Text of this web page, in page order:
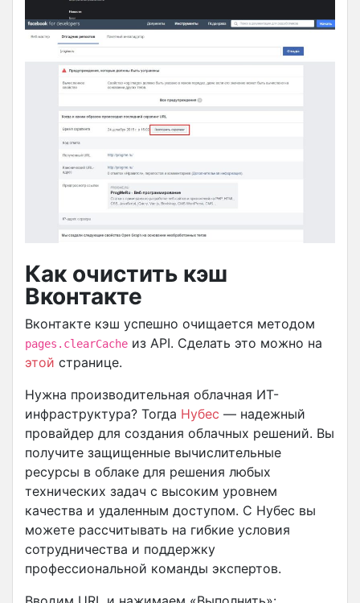
Как очистить кэш
Вконтакте
Вконтакте кэш успешно очищается методом
pages.clearCache из API. Сделать это можно на
этой странице.
Нужна производительная облачная ИТ-
инфраструктура? Тогда Нубес — надежный
провайдер для создания облачных решений. Вы
получите защищенные вычислительные
ресурсы в облаке для решения любых
технических задач с высоким уровнем
качества и удаленным доступом. С Нубес вы
можете рассчитывать на гибкие условия
сотрудничества и поддержку
профессиональной команды экспертов.